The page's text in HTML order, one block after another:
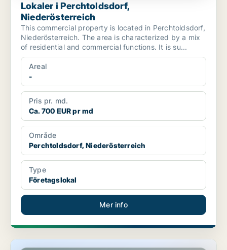
Lokaler i Perchtoldsdorf,
Niederösterreich
This commercial property is located in Perchtoldsdorf,
Niederösterreich. The area is characterized by a mix
of residential and commercial functions. It is su...
Areal
-
Pris pr. md.
Ca. 700 EUR pr md
Område
Perchtoldsdorf, Niederösterreich
Type
Företagslokal
Mer info
Fastighet i Höflein an der Hohen Wand, Niederösterreich